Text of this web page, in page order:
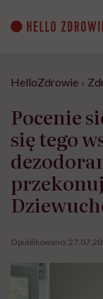
content
HelloZdrowie ›
Pocenie
się tego
Opublikowano: